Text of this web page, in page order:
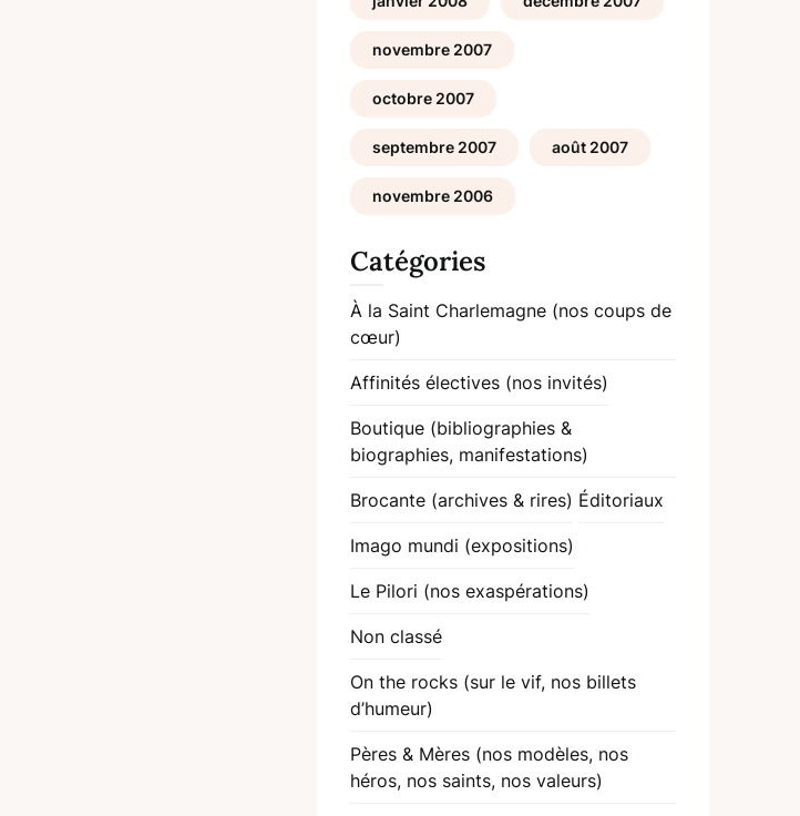
novembre 2007
octobre 2007
septembre 2007 août 2007
novembre 2006
Catégories
À la Saint Charlemagne (nos coups de
cœur)
Affinités électives (nos invités)
Boutique (bibliographies &
biographies, manifestations)
Brocante (archives & rires) Éditoriaux
Imago mundi (expositions)
Le Pilori (nos exaspérations)
Non classé
On the rocks (sur le vif, nos billets
d’humeur)
Pères & Mères (nos modèles, nos
héros, nos saints, nos valeurs)